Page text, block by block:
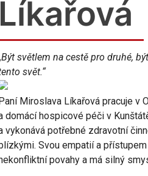
Líkařová
světlem na cestě pro druhé,
svět.“
Miroslava Líkařová pracuje v
domácí hospicové péči v
vykonává potřebné zdravotní
Svou empatií a
povahy a má silný